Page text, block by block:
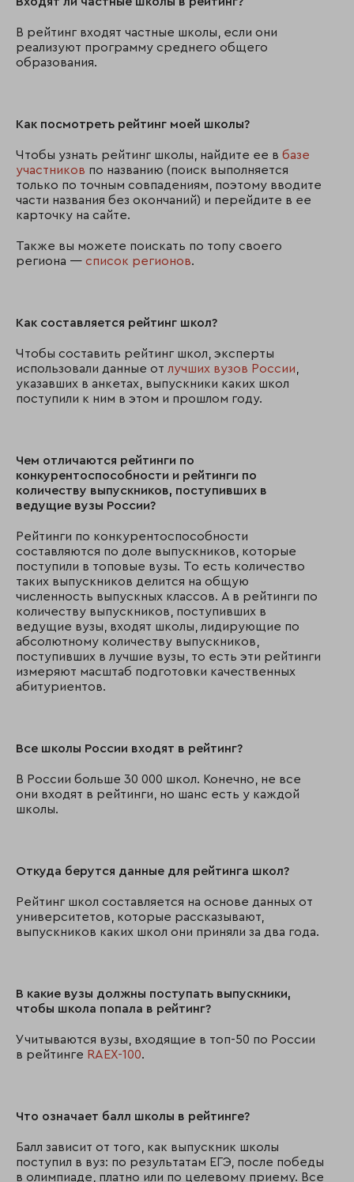
В рейтинг входят частные школы, если они
реализуют программу среднего общего
образования.
Как посмотреть рейтинг моей школы?
Чтобы узнать рейтинг школы, найдите ее в базе
участников по названию (поиск выполняется
только по точным совпадениям, поэтому вводите
части названия без окончаний) и перейдите в ее
карточку на сайте.
Также вы можете поискать по топу своего
региона — список регионов.
Как составляется рейтинг школ?
Чтобы составить рейтинг школ, эксперты
использовали данные от лучших вузов России
указавших в анкетах, выпускники каких школ
поступили к ним в этом и прошлом году.
Чем отличаются рейтинги по
конкурентоспособности и рейтинги по
количеству выпускников, поступивших в
ведущие вузы России?
Рейтинги по конкурентоспособности
составляются по доле выпускников, которые
поступили в топовые вузы. То есть количество
таких выпускников делится на общую
численность выпускных классов. А в рейтинги по
количеству выпускников, поступивших в
ведущие вузы, входят школы, лидирующие по
абсолютному количеству выпускников,
поступивших в лучшие вузы, то есть эти рейтинги
измеряют масштаб подготовки качественных
абитуриентов.
Все школы России входят в рейтинг?
В России больше 30 000 школ. Конечно, не все
они входят в рейтинги, но шанс есть у каждой
школы.
Откуда берутся данные для рейтинга школ?
Рейтинг школ составляется на основе данных от
университетов, которые рассказывают,
выпускников каких школ они приняли за два года.
В какие вузы должны поступать выпускники,
чтобы школа попала в рейтинг?
Учитываются вузы, входящие в топ-50 по России
в рейтинге RAEX-100.
Что означает балл школы в рейтинге?
Балл зависит от того, как выпускник школы
поступил в вуз: по результатам ЕГЭ, после победы
в олимпиаде, платно или по целевому приему. Все